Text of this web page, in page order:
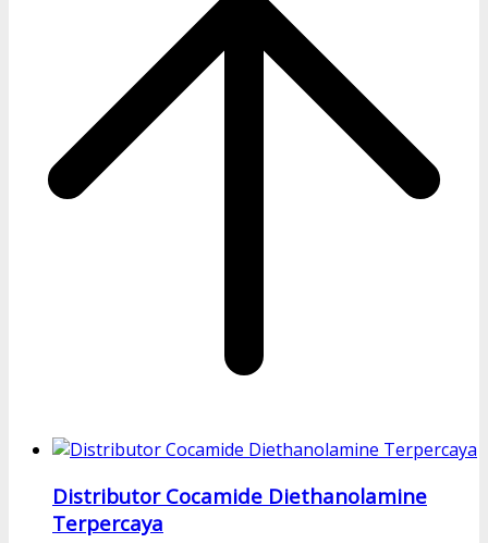
Distributor Cocamide Diethanolamine
Terpercaya